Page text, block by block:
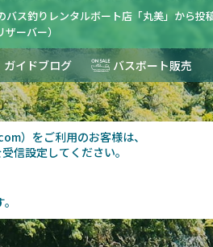
バス釣りレンタルボート店「丸美」から投
ザーバー）
ガイドブログ バスボート販売
）をご利用のお客様は、
信設定してください。